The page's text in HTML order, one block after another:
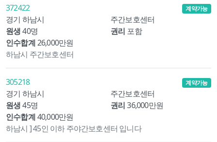
372422
경기 하남시
주간보호센터
원생 40명 권리 포함
인수합계26,000만원
계약가능
하남시 주간보호센터
305218
경기 하남시
주간보호센터
원생 45명 권리 36,000만원
인수합계40,000만원
계약가능
하남시 ] 45인 이하 주야간보호센터 입니다